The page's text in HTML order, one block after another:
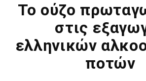
Το ούζο
στις
ελληνικών
ποτών